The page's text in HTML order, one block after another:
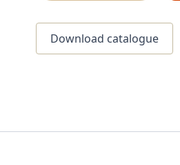
Download catalogue